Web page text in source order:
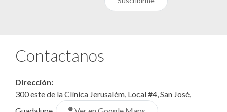
Contactanos
Dirección:
300 este de la Clínica Jerusalém, Local #4, San José,